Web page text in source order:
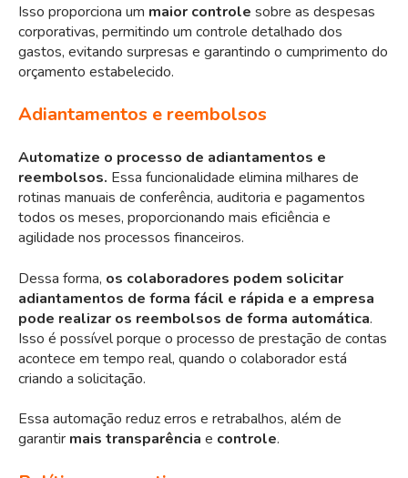
Isso proporciona um maior controle sobre as despesas
corporativas, permitindo um controle detalhado dos
gastos, evitando surpresas e garantindo o cumprimento do
orçamento estabelecido.
Adiantamentos e reembolsos
Automatize o processo de adiantamentos e
reembolsos. Essa funcionalidade elimina milhares de
rotinas manuais de conferência, auditoria e pagamentos
todos os meses, proporcionando mais eficiência e
agilidade nos processos financeiros.
Dessa forma, os colaboradores podem solicitar
adiantamentos de forma fácil e rápida e a empresa
pode realizar os reembolsos de forma automática.
Isso é possível porque o processo de prestação de contas
acontece em tempo real, quando o colaborador está
criando a solicitação.
Essa automação reduz erros e retrabalhos, além de
garantir mais transparência e controle.